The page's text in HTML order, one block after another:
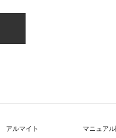
アルマイト
マニュア